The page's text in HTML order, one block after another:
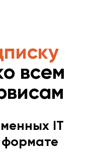
всем
IT